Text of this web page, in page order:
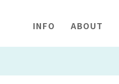
INFO ABOUT